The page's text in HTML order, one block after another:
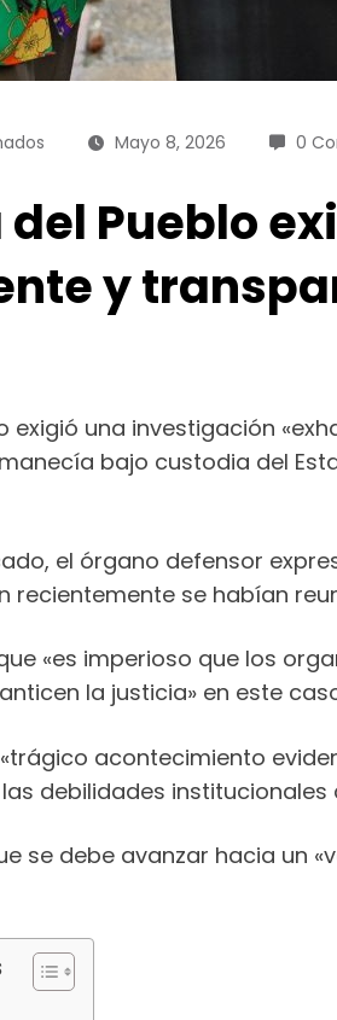
Mayo 8, 2026 0
del Pueblo
y
exigió una investigación
bajo custodia del
el órgano defensor
recientemente se habían
«es imperioso que los
la justicia» en este
acontecimiento
debilidades institucionales
se debe avanzar hacia